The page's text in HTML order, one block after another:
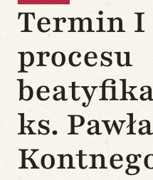
Termin I
procesu
ks. Pawła